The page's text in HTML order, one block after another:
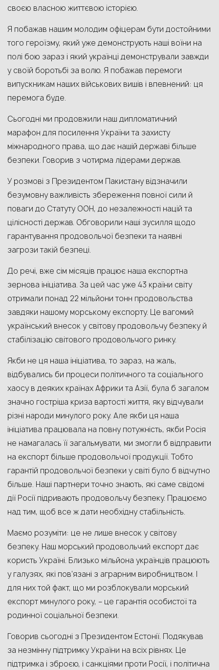
своєю власною життєвою історією.
Я побажав нашим молодим офіцерам бути достойними
того героїзму, який уже демонструють наші воїни на
полі бою зараз і який українці демонстрували завжди
у своїй боротьбі за волю. Я побажав перемоги
випускникам наших військових вишів і впевнений: ця
перемога буде.
Сьогодні ми продовжили наш дипломатичний
марафон для посилення України та захисту
міжнародного права, що дає нашій державі більше
безпеки. Говорив з чотирма лідерами держав.
У розмові з Президентом Пакистану відзначили
безумовну важливість збереження повної сили й
поваги до Статуту ООН, до незалежності націй та
цілісності держав. Обговорили наші зусилля щодо
гарантування продовольчої безпеки та наявні
загрози такій безпеці.
До речі, вже сім місяців працює наша експортна
зернова ініціатива. За цей час уже 43 країни світу
отримали понад 22 мільйони тонн продовольства
завдяки нашому морському експорту. Це вагомий
український внесок у світову продовольчу безпеку й
стабілізацію світового продовольчого ринку.
Якби не ця наша ініціатива, то зараз, на жаль,
відбувались би процеси політичного та соціального
хаосу в деяких країнах Африки та Азії, була б загалом
значно гостріша криза вартості життя, яку відчували
різні народи минулого року. Але якби ця наша
ініціатива працювала на повну потужність, якби Росія
не намагалась її загальмувати, ми змогли б відправити
на експорт більше продовольчої продукції. Тобто
гарантій продовольчої безпеки у світі було б відчутно
більше. Наші партнери точно знають, які саме свідомі
дії Росії підривають продовольчу безпеку. Працюємо
над тим, щоб все ж дати необхідну стабільність.
Маємо розуміти: це не лише внесок у світову
безпеку. Наш морський продовольчий експорт дає
користь Україні. Близько мільйона українців працюють
у галузях, які пов’язані з аграрним виробництвом. І
для них той факт, що ми розблокували морський
експорт минулого року, – це гарантія особистої та
родинної соціальної безпеки.
Говорив сьогодні з Президентом Естонії. Подякував
за незмінну підтримку України на всіх рівнях. Це
підтримка і зброєю, і санкціями проти Росії, і політична